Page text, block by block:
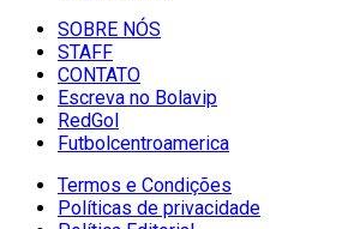
SOBRE NÓS
STAFF
CONTATO
Escreva no Bolavip
RedGol
Futbolcentroamerica
Termos e Condições
Políticas de privacidade